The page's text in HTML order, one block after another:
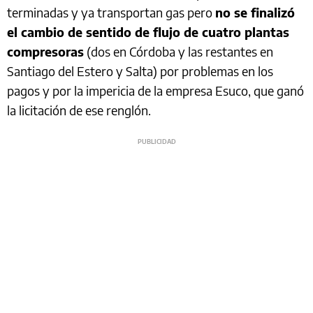
terminadas y ya transportan gas pero no se finalizó
el cambio de sentido de flujo de cuatro plantas
compresoras (dos en Córdoba y las restantes en
Santiago del Estero y Salta) por problemas en los
pagos y por la impericia de la empresa Esuco, que ganó
la licitación de ese renglón.